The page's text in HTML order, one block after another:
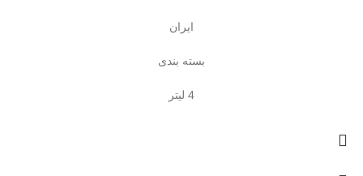
ایران
بسته بندی
4 لیتر